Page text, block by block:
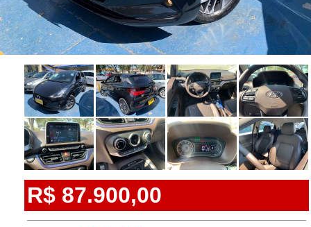
R$ 87.900,00